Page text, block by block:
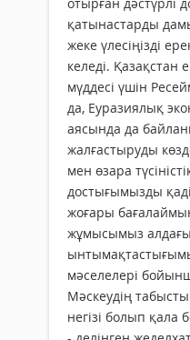
отырған дәстүрлі
қатынастарды
жеке үлесіңізді
келеді. Қазақстан
мүддесі үшін
да, Еуразиялық
аясында да
жалғастыруды
мен өзара
достығымызды
жоғары
жұмысымыз
мәселелері
Мәскеудің
негізі болып қала